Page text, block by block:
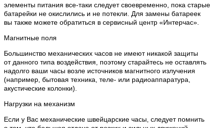
элементы питания все-таки следует своевременно, пока старые
батарейки не окислились и не потекли. Для замены батареек
вы также можете обратиться в сервисный центр «Интерчас».
Магнитные поля
Большинство механических часов не имеют никакой защиты
от данного типа воздействия, поэтому старайтесь не оставлять
надолго ваши часы возле источников магнитного излучения
(например, бытовая техника, теле- или радиоаппаратура,
акустические колонки).
Нагрузки на механизм
Если у Вас механические швейцарские часы, следует помнить